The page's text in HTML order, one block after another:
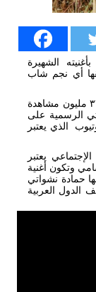
الشهيرة
أي نجم شاب
في لغة الأرقام، حققت أغنية “شكلي حبيتك” ٣٢٢ مليون مشاهدة
الرسمية على
اليوتيوب الذي يعتبر
يعتبر
وتكون أغنية
حمادة نشواتي
العربية